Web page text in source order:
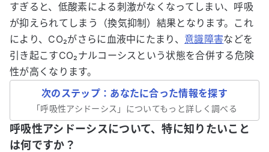
すぎると、低酸素による刺激がなくなってしまい、呼吸
が抑えられてしまう（換気抑制）結果となります。これ
により、CO₂がさらに血液中にたまり、 意識障害などを
引き起こすCO₂ナルコーシスという状態を合併する危険
性が高くなります。
次のステップ：あなたに合った情報を探す
「呼吸性アシドーシス 」についてもっと詳しく調べる
呼吸性アシドーシスについて、特に知りたいこと
は何ですか？